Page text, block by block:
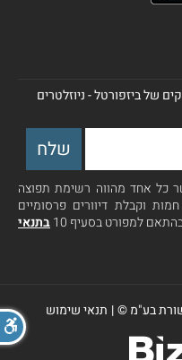
של ביזפורטל - ניוזלטרים
כל אחד מהווה רשימת תפוצה
וקבלת דיוורים פרסומיים
למפורט בסעיף 10
בתנאי
בע"מ ©| תנאי שימוש